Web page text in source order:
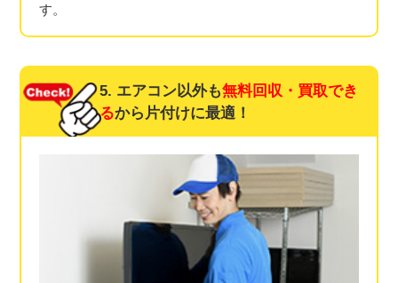
す。
5. エアコン以外も無料回収・買取でき
るから片付けに最適！